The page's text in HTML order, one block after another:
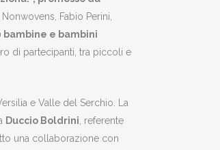
Fabio Perini,
bambine e bambini
di partecipanti, tra piccoli e
e Valle del Serchio. La
Duccio Boldrini , referente
una collaborazione con